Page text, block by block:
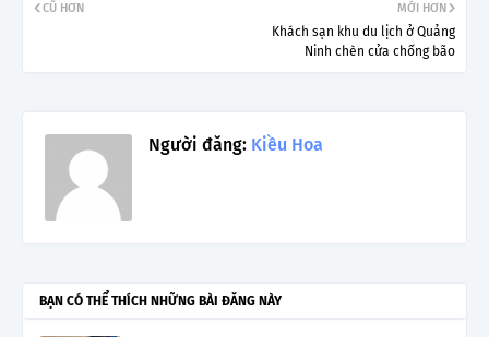
MỚI HƠN
Khách sạn khu du lịch ở Quảng
Ninh chèn cửa chống bão
CŨ HƠN
Người đăng: Kiều Hoa
BẠN CÓ THỂ THÍCH NHỮNG BÀI ĐĂNG NÀY